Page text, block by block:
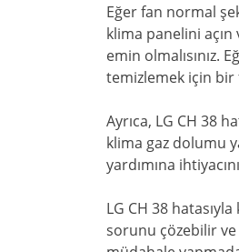
Eğer fan normal
klima panelini
emin olmalısınız.
temizlemek için bir
Ayrıca, LG CH 38
klima gaz dolumu
yardımına
LG CH 38
sorunu çözebilir